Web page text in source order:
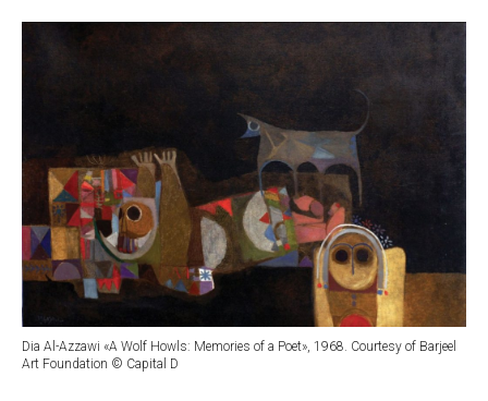
Dia Al-Azzawi «A Wolf Howls: Memories of a Poet», 1968. Courtesy of Barjeel
Art Foundation © Capital D